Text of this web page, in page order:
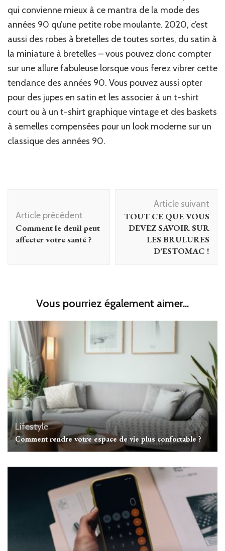
qui convienne mieux à ce mantra de la mode des
années 90 qu’une petite robe moulante. 2020, c’est
aussi des robes à bretelles de toutes sortes, du satin à
la miniature à bretelles – vous pouvez donc compter
sur une allure fabuleuse lorsque vous ferez vibrer cette
tendance des années 90. Vous pouvez aussi opter
pour des jupes en satin et les associer à un t-shirt
court ou à un t-shirt graphique vintage et des baskets
à semelles compensées pour un look moderne sur un
classique des années 90.
d'article
Article précédent
Comment le deuil peut
affecter votre santé ?
Article suivant
TOUT CE QUE VOUS
DEVEZ SAVOIR SUR
LES BRULURES
D’ESTOMAC !
Vous pourriez également aimer...
Lifestyle
Comment rendre votre espace de vie plus confortable ?